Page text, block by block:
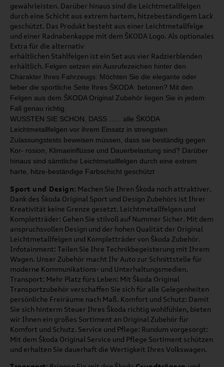
gewährleisten. Darüber hinaus sind die Leichtmetallfelgen
durch eine Schicht aus extrem hartem, hitzebeständigem Lack
geschützt. Das Produkt besteht aus einer Leichtmetallfelge
und einer Radnabenkappe mit dem ŠKODA Logo. Als optionales
Extra für die alternativ
erhältlichen Stahlfelgen ist ein Set aus vier Radzierblenden
erhältlich. Felgen setzen ein Ausrufezeichen hinter den
Charakter Ihres Fahrzeugs: Möchten Sie die elegante oder
lieber die sportliche Seite Ihres ŠKODA betonen? Mit den
Felgen aus dem ŠKODA Original Zubehör liegen Sie in jedem
Fall genau richtig.
WUSSTEN SIE SCHON, DASS ...
... alle ŠKODA
Leichtmetallfelgen vor ihrem Einsatz in strengsten
Zulassungstests beweisen müssen, dass sie beständig gegen
Kor- rosion, Klimaeinflüsse und Dauer­belastung sind? Darüber
hinaus sind sämtliche Leichtmetallfelgen durch eine extrem
harte, hitze-beständige Farbschicht geschützt
Sport und Design: Machen Sie Ihren Škoda noch attraktiver.
Dank des Škoda Original Sport und Design Zubehörs ist Ihrer
Kreativität keine Grenze gesetzt. Leichtmetallfelgen und
Kompletträder: Gehen Sie stilvoll auf Nummer Sicher. Mit dem
anspruchsvollen Design und der hohen Qualität der Original
Leichtmetallfelgen und Kompletträder von Škoda Zubehör.
Infotainment: Teilen Sie Ihre Technikbegeisterung mit Ihrem
Wagen. Unser Zubehör macht Ihr Auto zur Schnittstelle für
moderne Kommunikations- und Unterhaltungsmedien.
Transport: Mehr Platz fürs Leben: Mit Škoda Original
Transportzubehör verschaffen Sie sich für alle Gelegenheiten
persönliche Freiräume nach Maß. Komfort und Schutz: Damit
Sie sich hinterm Steuer Ihres Škoda richtig wohlfühlen, bieten
wir Ihnen ein großes Sortiment an Original Zubehör für
Komfort und Schutz. Service und Pflege: Rundum vorgesorgt:
Mit dem Škoda Original Service und Pflege Sortiment schützen
und erhalten Sie dauerhaft die Wertigkeit Ihres Volkswagen.